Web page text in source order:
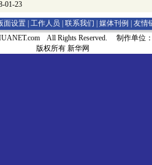
01-23
面设置 工作人员 联系我们 媒体刊例
友情
All Rights Reserved. 制作单位
版权所有 新华网